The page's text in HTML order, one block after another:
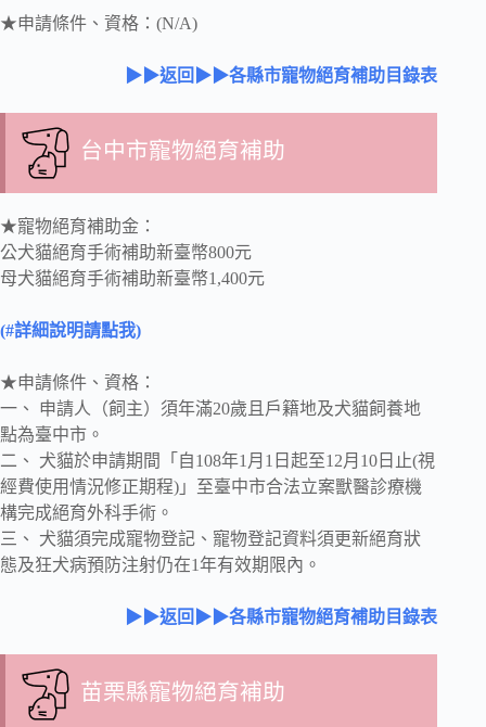
★申請條件、資格：(N/A)
▶▶返回▶▶各縣市寵物絕育補助目錄表
台中市寵物絕育補助
★寵物絕育補助金：
公犬貓絕育手術補助新臺幣800元
母犬貓絕育手術補助新臺幣1,400元
(#詳細說明請點我)
★申請條件、資格：
一、 申請人（飼主）須年滿20歲且戶籍地及犬貓飼養地
點為臺中市。
二、 犬貓於申請期間「自108年1月1日起至12月10日止(視
經費使用情況修正期程)」至臺中市合法立案獸醫診療機
構完成絕育外科手術。
三、 犬貓須完成寵物登記、寵物登記資料須更新絕育狀
態及狂犬病預防注射仍在1年有效期限內。
▶▶返回▶▶各縣市寵物絕育補助目錄表
苗栗縣寵物絕育補助